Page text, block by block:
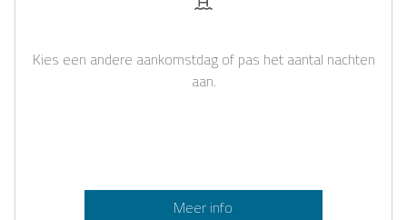
Kies een andere aankomstdag of pas het aantal nachten
aan.
Meer info